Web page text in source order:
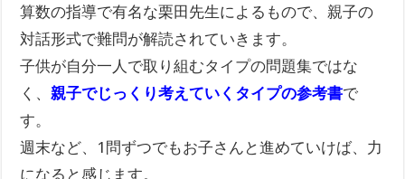
算数の指導で有名な栗田先生によるもので、親子の
対話形式で難問が解読されていきます。
子供が自分一人で取り組むタイプの問題集ではな
く、親子でじっくり考えていくタイプの参考書で
す。
週末など、1問ずつでもお子さんと進めていけば、力
になると感じます。